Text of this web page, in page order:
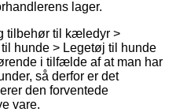
lager.
tilbehør til kæledyr >
hunde > Legetøj til hunde
i tilfælde af at man har
så derfor er det
den forventede
vare.